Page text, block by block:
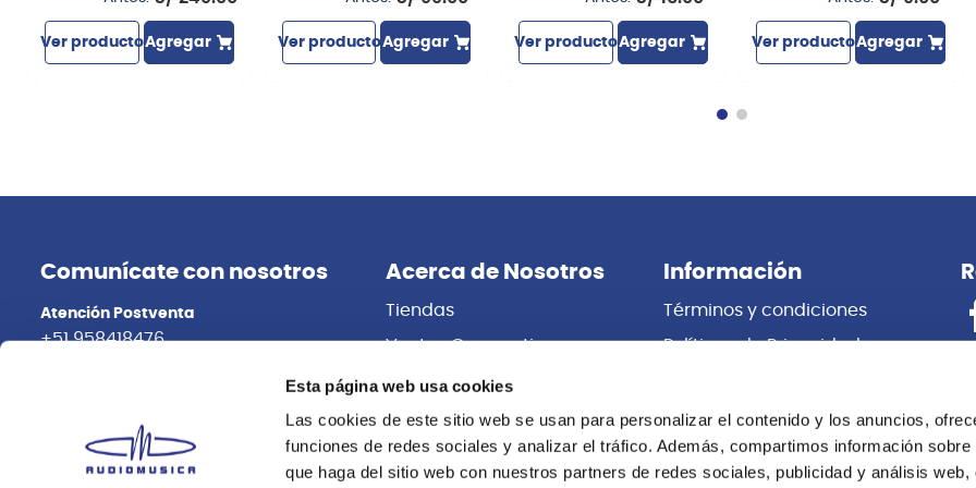
Esta página web usa cookies
Las cookies de este sitio web se usan para personalizar el contenido y los anuncios,
funciones de redes sociales y analizar el tráfico. Además, compartimos información sobre
que haga del sitio web con nuestros partners de redes sociales, publicidad y análisis web,
Ver productoAgregar Ver productoAgregar Ver productoAgregar Ver productoAgregar
Comunícate con nosotros
Atención Postventa
+51 958418476
Acerca de Nosotros
Tiendas
Ventas Corporativas
Distribuidores
Trabaja con Nosotros
Información
Términos y condiciones
Políticas de Privacidad
Cambios y Devoluciones
Centro de información
Libro de